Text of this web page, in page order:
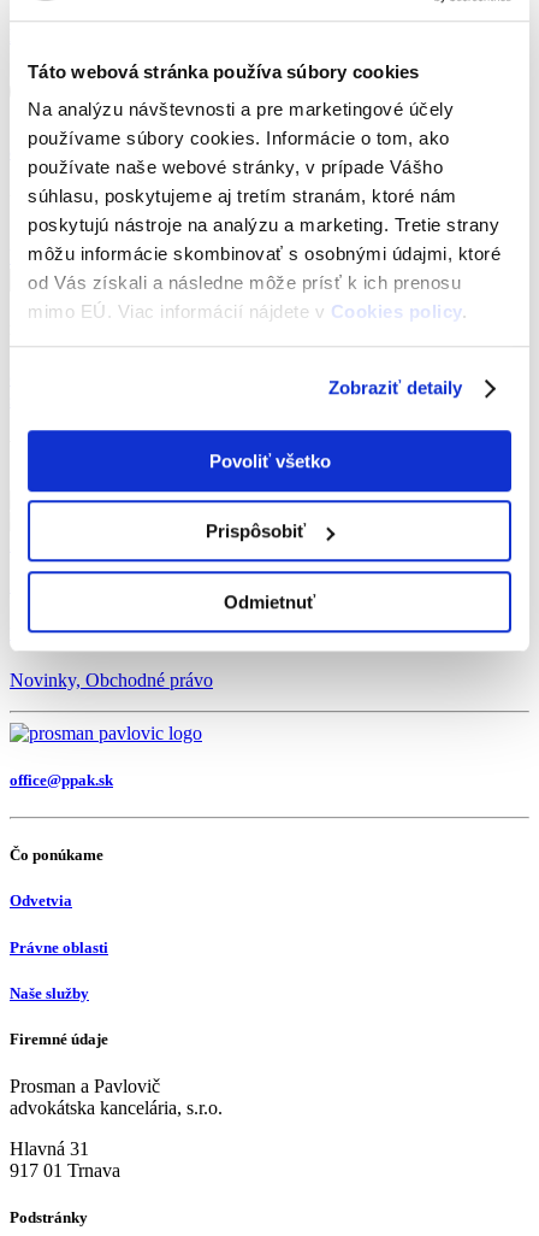
Táto webová stránka používa súbory cookies
Na analýzu návštevnosti a pre marketingové účely
používame súbory cookies. Informácie o tom, ako
používate naše webové stránky, v prípade Vášho
súhlasu, poskytujeme aj tretím stranám, ktoré nám
poskytujú nástroje na analýzu a marketing. Tretie strany
môžu informácie skombinovať s osobnými údajmi, ktoré
od Vás získali a následne môže prísť k ich prenosu
mimo EÚ. Viac informácií nájdete v Cookies policy.
Zobraziť detaily
Povoliť všetko
Prispôsobiť
Odmietnuť
Facebook Linkedin
office@ppak.sk
UBER
Všetky články
pracovné právo
obchodné
Uznesenie proti Uber B.V.
Novinky, Obchodné právo
office@ppak.sk
Čo ponúkame
Odvetvia
Právne oblasti
Naše služby
Firemné údaje
Prosman a Pavlovič
advokátska kancelária, s.r.o.
Hlavná 31
917 01 Trnava
Podstránky